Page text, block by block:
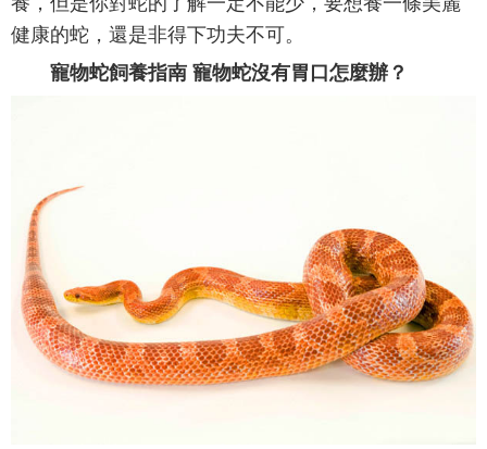
健康的蛇，還是非得下功夫不可。
寵物蛇飼養指南 寵物蛇沒有胃口怎麼辦？